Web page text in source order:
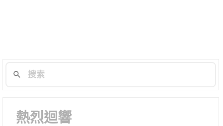
熱烈迴響